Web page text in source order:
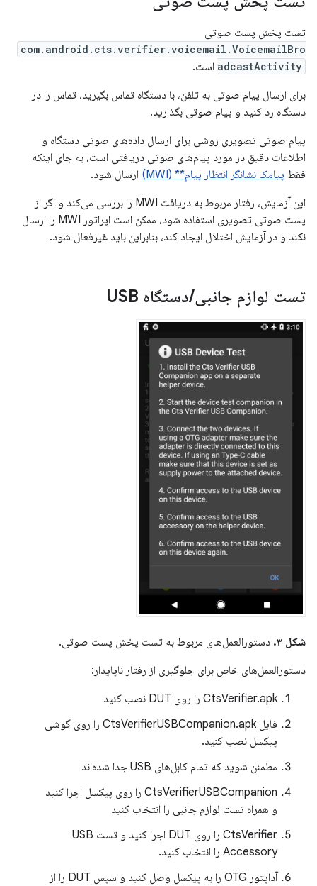
تست پخش پست صوتی
com.android.cts.verifier.voicemail.VoicemailBro
adcastActivity است.
برای ارسال پیام صوتی به تلفن، با دستگاه تماس بگیرید، تماس را در
دستگاه رد کنید و پیام صوتی بگذارید.
پیام صوتی تصویری روشی برای ارسال داده‌های صوتی دستگاه و
اطلاعات دقیق در مورد پیام‌های صوتی دریافتی است، به جای اینکه
فقط پیامک نشانگر انتظار پیام** (MWI)
ارسال شود.
این آزمایش، رفتار مربوط به دریافت MWI را بررسی می‌کند و اگر از
پست صوتی تصویری استفاده شود، ممکن است اپراتور MWI را ارسال
نکند و در آزمایش اختلال ایجاد کند، بنابراین باید غیرفعال شود.
تست لوازم جانبی/دستگاه USB
شکل ۳.
دستورالعمل‌های مربوط به تست پخش پست صوتی.
دستورالعمل‌های خاص برای جلوگیری از رفتار ناپایدار:
CtsVerifier.apk را روی DUT نصب کنید
فایل CtsVerifierUSBCompanion.apk را روی گوشی
پیکسل نصب کنید.
مطمئن شوید که تمام کابل‌های USB جدا شده‌اند
CtsVerifierUSBCompanion را روی پیکسل اجرا کنید
و همراه تست لوازم جانبی را انتخاب کنید
CtsVerifier را روی DUT اجرا کنید و تست USB
Accessory را انتخاب کنید.
آداپتور OTG را به پیکسل وصل کنید و سپس DUT را از